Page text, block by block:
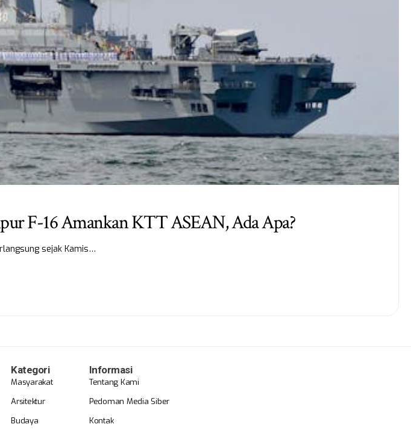
F-16 Amankan KTT ASEAN, Ada Apa?
sejak Kamis…
Kategori
Masyarakat
Arsitektur
Budaya
Informasi
Tentang Kami
Pedoman Media Siber
Kontak